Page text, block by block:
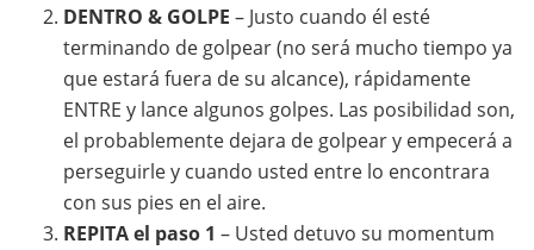
DENTRO & GOLPE – Justo cuando él esté
terminando de golpear (no será mucho tiempo ya
que estará fuera de su alcance), rápidamente
ENTRE y lance algunos golpes. Las posibilidad son,
el probablemente dejara de golpear y empecerá a
perseguirle y cuando usted entre lo encontrara
con sus pies en el aire.
REPITA el paso 1 – Usted detuvo su momentum